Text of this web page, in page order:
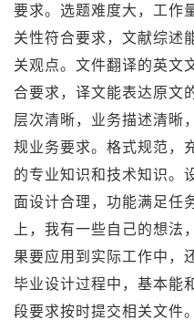
要求。选题难度大，工作
关性符合要求，文献综述
关观点。文件翻译的英文
合要求，译文能表达原文
层次清晰，业务描述清晰
规业务要求。格式规范，
的专业知识和技术知识。
面设计合理，功能满足任
上，我有一些自己的想法
果要应用到实际工作中，
毕业设计过程中，基本能
段要求按时提交相关文件